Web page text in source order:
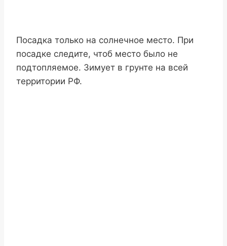
Посадка только на солнечное место. При
посадке следите, чтоб место было не
подтопляемое. Зимует в грунте на всей
территории РФ.